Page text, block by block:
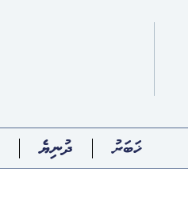
ޚަބަރު ދުނިޔެ